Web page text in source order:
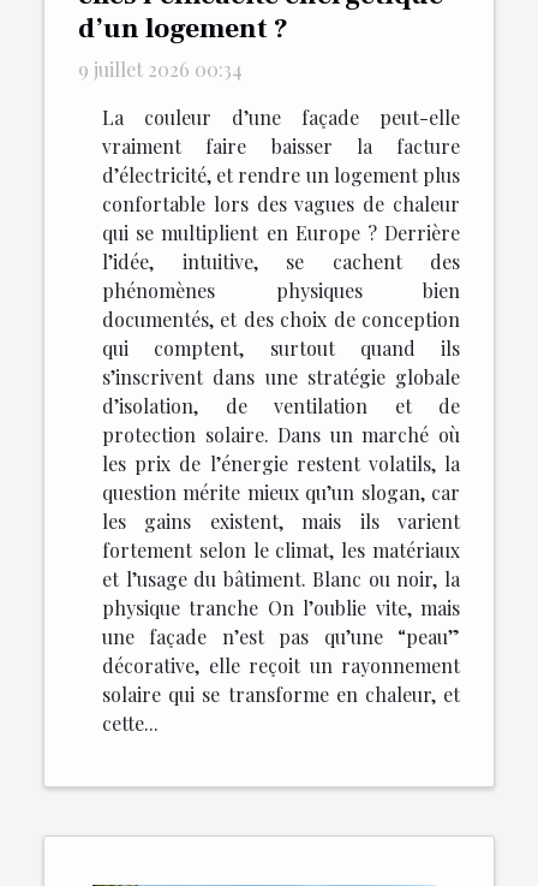
d’un logement ?
9 juillet 2026 00:34
La couleur d’une façade peut-elle
vraiment faire baisser la facture
d’électricité, et rendre un logement plus
confortable lors des vagues de chaleur
qui se multiplient en Europe ? Derrière
l’idée, intuitive, se cachent des
phénomènes physiques bien
documentés, et des choix de conception
qui comptent, surtout quand ils
s’inscrivent dans une stratégie globale
d’isolation, de ventilation et de
protection solaire. Dans un marché où
les prix de l’énergie restent volatils, la
question mérite mieux qu’un slogan, car
les gains existent, mais ils varient
fortement selon le climat, les matériaux
et l’usage du bâtiment. Blanc ou noir, la
physique tranche On l’oublie vite, mais
une façade n’est pas qu’une “peau”
décorative, elle reçoit un rayonnement
solaire qui se transforme en chaleur, et
cette...